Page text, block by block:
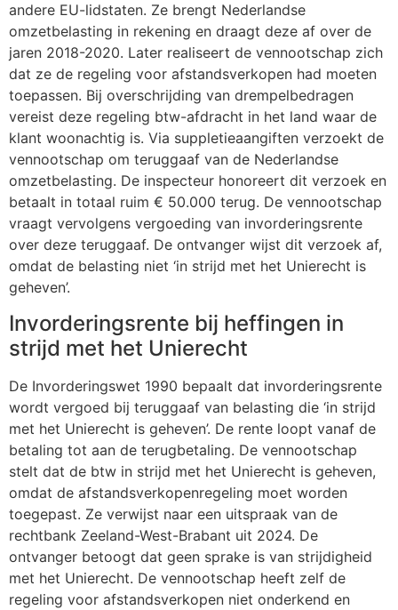
andere EU-lidstaten. Ze brengt Nederlandse
omzetbelasting in rekening en draagt deze af over de
jaren 2018-2020. Later realiseert de vennootschap zich
dat ze de regeling voor afstandsverkopen had moeten
toepassen. Bij overschrijding van drempelbedragen
vereist deze regeling btw-afdracht in het land waar de
klant woonachtig is. Via suppletieaangiften verzoekt de
vennootschap om teruggaaf van de Nederlandse
omzetbelasting. De inspecteur honoreert dit verzoek en
betaalt in totaal ruim € 50.000 terug. De vennootschap
vraagt vervolgens vergoeding van invorderingsrente
over deze teruggaaf. De ontvanger wijst dit verzoek af,
omdat de belasting niet ‘in strijd met het Unierecht is
geheven’.
Invorderingsrente bij heffingen in
strijd met het Unierecht
De Invorderingswet 1990 bepaalt dat invorderingsrente
wordt vergoed bij teruggaaf van belasting die ‘in strijd
met het Unierecht is geheven’. De rente loopt vanaf de
betaling tot aan de terugbetaling. De vennootschap
stelt dat de btw in strijd met het Unierecht is geheven,
omdat de afstandsverkopenregeling moet worden
toegepast. Ze verwijst naar een uitspraak van de
rechtbank Zeeland-West-Brabant uit 2024. De
ontvanger betoogt dat geen sprake is van strijdigheid
met het Unierecht. De vennootschap heeft zelf de
regeling voor afstandsverkopen niet onderkend en